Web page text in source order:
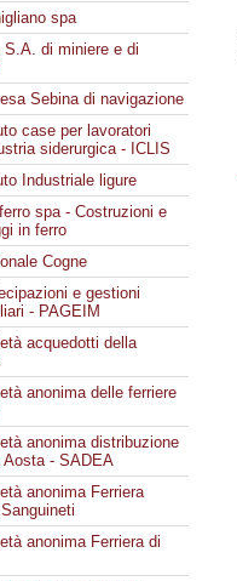
spa
S.A. di miniere e di
Sebina di navigazione
case per lavoratori
siderurgica - ICLIS
Industriale ligure
spa - Costruzioni e
in ferro
Cogne
e gestioni
- PAGEIM
acquedotti della
anonima delle ferriere
anonima distribuzione
Aosta - SADEA
anonima Ferriera
anonima Ferriera di